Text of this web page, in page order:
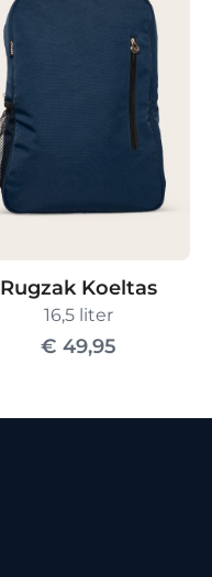
meerdere
variaties.
gekozen
de
Rugzak Koeltas
16,5 liter
€ 49,95